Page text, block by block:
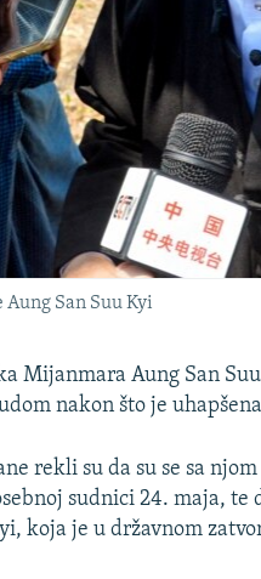
San Suu Kyi
Mijanmara Aung San
nakon što je
rekli su da su se sa
sudnici 24. maja,
koja je u državnom